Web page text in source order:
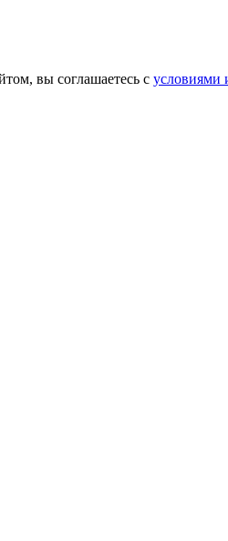
вы соглашаетесь с условиями